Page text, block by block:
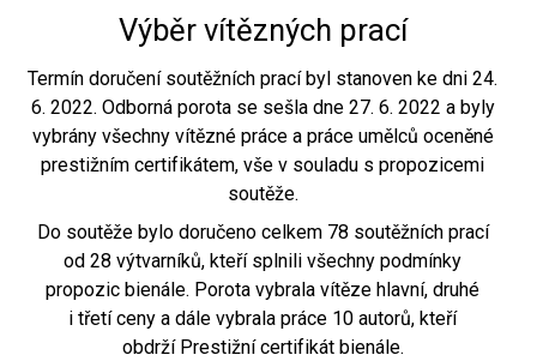
Výběr vítězných prací
Termín doručení soutěžních prací byl stanoven ke dni 24.
6. 2022. Odborná porota se sešla dne 27. 6. 2022 a byly
vybrány všechny vítězné práce a práce umělců oceněné
prestižním certifikátem, vše v souladu s propozicemi
soutěže.
Do soutěže bylo doručeno celkem 78 soutěžních prací
od 28 výtvarníků, kteří splnili všechny podmínky
propozic bienále. Porota vybrala vítěze hlavní, druhé
i třetí ceny a dále vybrala práce 10 autorů, kteří
obdrží Prestižní certifikát bienále.